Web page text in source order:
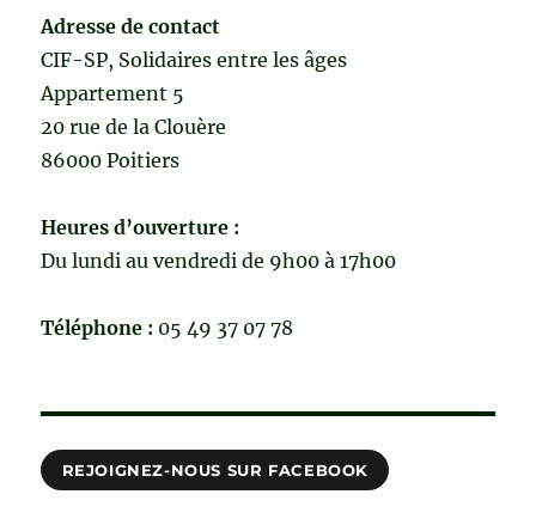
Adresse de contact
CIF-SP, Solidaires entre les âges
Appartement 5
20 rue de la Clouère
86000 Poitiers
Heures d’ouverture :
Du lundi au vendredi de 9h00 à 17h00
Téléphone : 05 49 37 07 78
REJOIGNEZ-NOUS SUR FACEBOOK